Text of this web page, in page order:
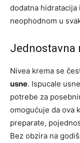
dodatna hidratacija
neophodnom u
Jednostavna
Nivea krema se
usne. Ispucale
potrebe za
omogućuje da ova
preparate,
Bez obzira na